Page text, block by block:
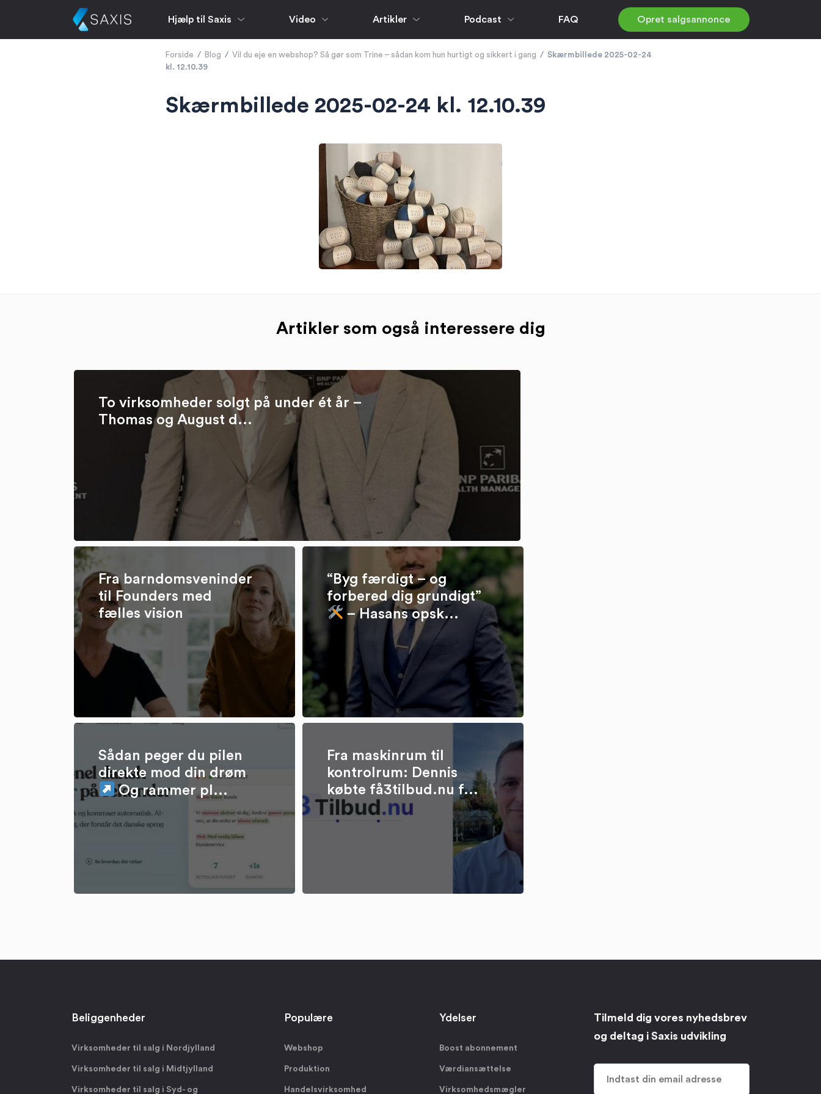
Hjælp til Saxis Video Artikler Podcast FAQ Opret salgsannonce
Forside / Blog / Vil du eje en webshop? Så gør som Trine – sådan kom hun hurtigt og sikkert i gang / Skærmbillede 2025-02-24
kl. 12.10.39
Skærmbillede 2025-02-24 kl. 12.10.39
Artikler som også interessere dig
To virksomheder solgt på under ét år –
Thomas og August d...
Fra barndomsveninder
til Founders med
fælles vision
“Byg færdigt – og
forbered dig grundigt”
– Hasans opsk...
Sådan peger du pilen
direkte mod din drøm
Og rammer pl...
Fra maskinrum til
kontrolrum: Dennis
købte få3tilbud.nu f...
Beliggenheder
Virksomheder til salg i Nordjylland
Virksomheder til salg i Midtjylland
Virksomheder til salg i Syd- og
Populære
Webshop
Produktion
Handelsvirksomhed
Ydelser
Boost abonnement
Værdiansættelse
Virksomhedsmægler
Tilmeld dig vores nyhedsbrev
og deltag i Saxis udvikling